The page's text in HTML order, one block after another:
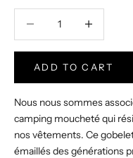
ADD TO CART
Nous nous sommes
camping moucheté qui
nos vêtements. Ce
émaillés des générations